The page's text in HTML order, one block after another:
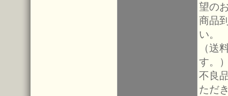
望の
商品
い。
（送
す。
不良
ただ